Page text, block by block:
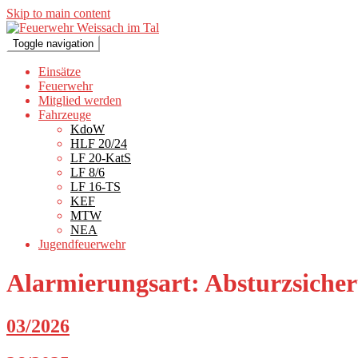
Skip to main content
Toggle navigation
Einsätze
Feuerwehr
Mitglied werden
Fahrzeuge
KdoW
HLF 20/24
LF 20-KatS
LF 8/6
LF 16-TS
KEF
MTW
NEA
Jugendfeuerwehr
Alarmierungsart:
03/2026